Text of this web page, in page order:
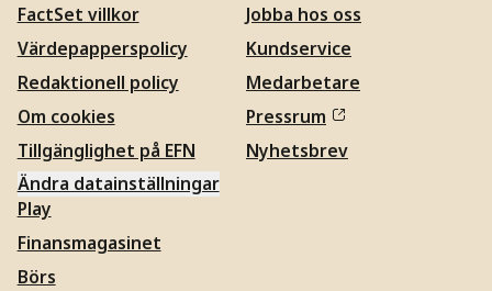
FactSet villkor
Värdepapperspolicy
Redaktionell policy
Om cookies
Tillgänglighet på EFN
Ändra datainställningar
Jobba hos oss
Kundservice
Medarbetare
Pressrum
Nyhetsbrev
Play
Finansmagasinet
Börs